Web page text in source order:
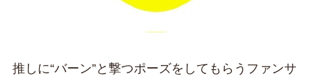
推しに“バーン”と撃つポーズをしてもらうファンサ